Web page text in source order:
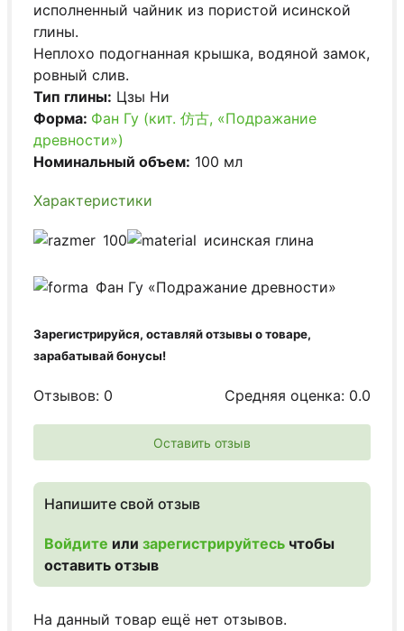
исполненный чайник из пористой исинской
глины.
Неплохо подогнанная крышка, водяной замок,
ровный слив.
Тип глины: Цзы Ни
Форма: Фан Гу (кит. 仿古, «Подражание
древности»)
Номинальный объем: 100 мл
Характеристики
100 исинская глина
Фан Гу «Подражание древности»
Зарегистрируйся, оставляй отзывы о товаре,
зарабатывай бонусы!
Отзывов: 0 Средняя оценка: 0.0
Оставить отзыв
Напишите свой отзыв
Войдите или зарегистрируйтесь чтобы
оставить отзыв
На данный товар ещё нет отзывов.